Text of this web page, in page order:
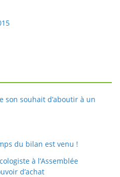
son souhait d’aboutir à un
du bilan est venu !
à l’Assemblée
d’achat